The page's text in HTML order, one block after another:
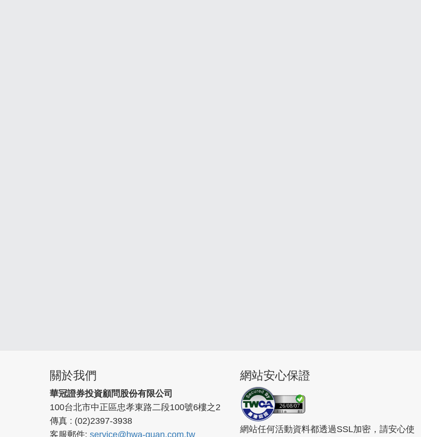
關於我們
華冠證券投資顧問股份有限公司
100台北市中正區忠孝東路二段100號6樓之2
傳真 : (02)2397-3938
客服郵件: service@hwa-guan.com.tw
網站安心保證
26/08/07
網站任何活動資料都透過SSL加密，請安心使